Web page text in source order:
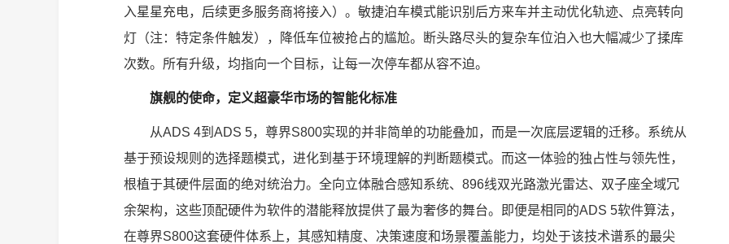
入星星充电，后续更多服务商将接入）。敏捷泊车模式能识别后方来车并主动优化轨迹、点亮转向
灯（注：特定条件触发），降低车位被抢占的尴尬。断头路尽头的复杂车位泊入也大幅减少了揉库
次数。所有升级，均指向一个目标，让每一次停车都从容不迫。
旗舰的使命，定义超豪华市场的智能化标准
从ADS 4到ADS 5，尊界S800实现的并非简单的功能叠加，而是一次底层逻辑的迁移。系统从
基于预设规则的选择题模式，进化到基于环境理解的判断题模式。而这一体验的独占性与领先性，
根植于其硬件层面的绝对统治力。全向立体融合感知系统、896线双光路激光雷达、双子座全域冗
余架构，这些顶配硬件为软件的潜能释放提供了最为奢侈的舞台。即便是相同的ADS 5软件算法，
在尊界S800这套硬件体系上，其感知精度、决策速度和场景覆盖能力，均处于该技术谱系的最尖